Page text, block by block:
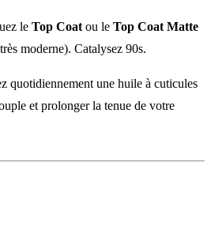
le Top Coat ou le Top Coat Matte
moderne). Catalysez 90s.
quotidiennement une huile à cuticules
et prolonger la tenue de votre